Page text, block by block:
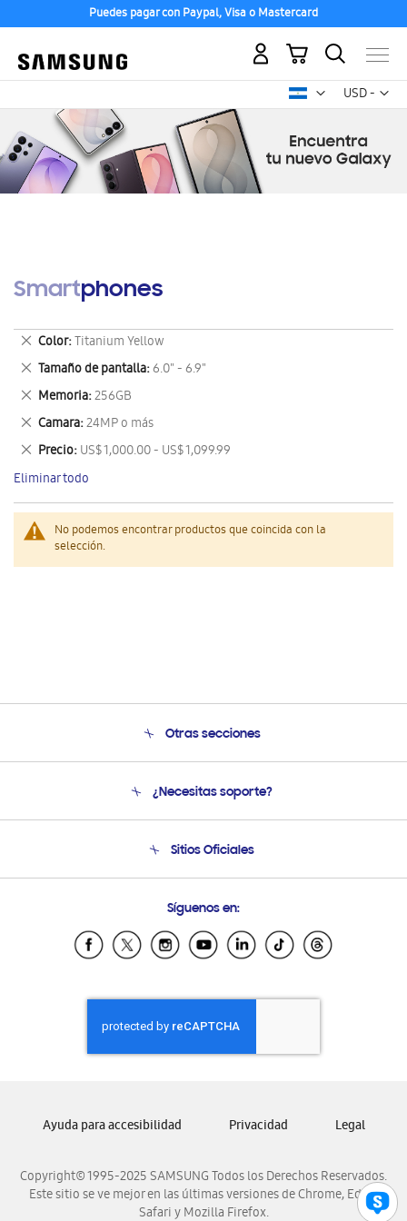
Puedes pagar con Paypal, Visa o Mastercard
USD -
dólar
Mi carrito
Smartphones
No podemos encontrar productos que coincida con la
selección.
Color Titanium Yellow
Eliminar
este
artículo
Tamaño de pantalla 6.0" - 6.9"
Eliminar
este
artículo
Memoria 256GB
Eliminar
este
artículo
Camara 24MP o más
Eliminar
este
artículo
Precio US$ 1,000.00 - US$ 1,099.99
Eliminar
este
artículo
Eliminar todo
Otras secciones
Soporte
¿Necesitas soporte?
Soporte vía eMail
Sitios Oficiales
Samsung Ecuador
Samsung El Salvador
Samsung Honduras
Samsung Nicaragua
Samsung Panamá
Samsung Venezuela
Síguenos en:
Copyright© 1995-2025 SAMSUNG Todos los Derechos Reservados.
Este sitio se ve mejor en las últimas versiones de Chrome, Edge,
Safari y Mozilla Firefox.
Ayuda para accesibilidad Privacidad Legal